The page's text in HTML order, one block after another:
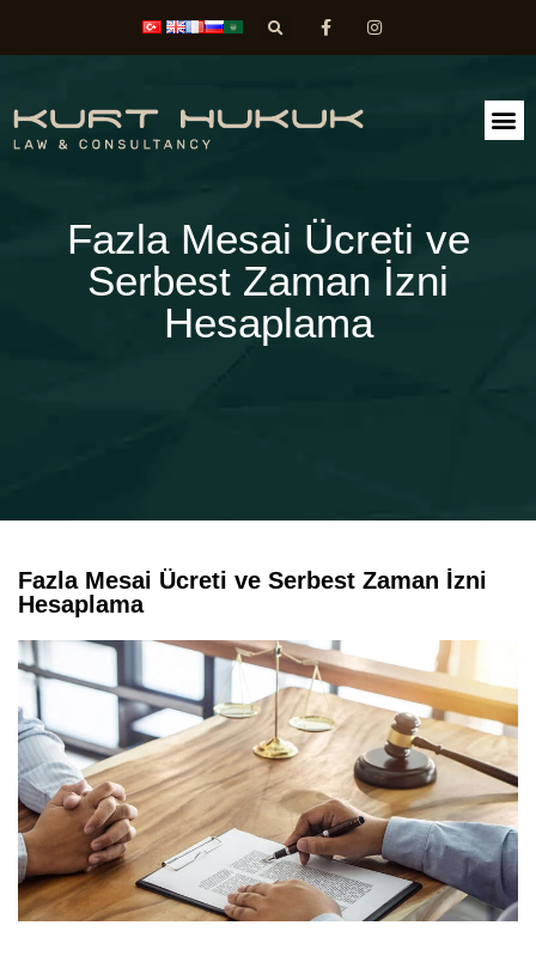
Fazla Mesai Ücreti ve
Serbest Zaman İzni
Hesaplama
Fazla Mesai Ücreti ve Serbest Zaman İzni
Hesaplama